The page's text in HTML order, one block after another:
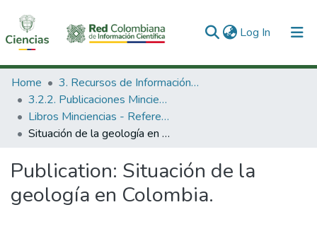
Log In (current)
Communities & Collections
All of DSpace
Statistics
Home
3. Recursos de Información Científica y Tecnológica
3.2.2. Publicaciones Minciencias
Libros Minciencias - Referenciales
Situación de la geología en Colombia.
Publication: Situación de la
geología en Colombia.